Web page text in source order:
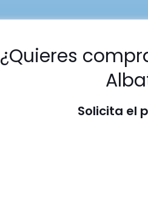
¿Quieres
Solicita el